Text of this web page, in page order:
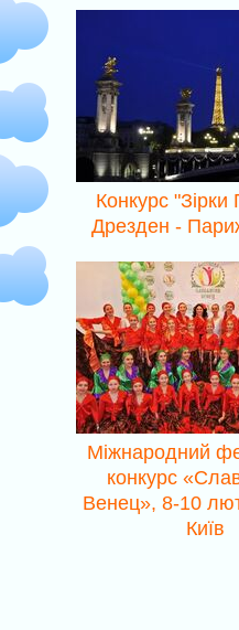
Конкурс
Дрезден -
Міжнародний
конкурс
Венец», 8-10
Київ